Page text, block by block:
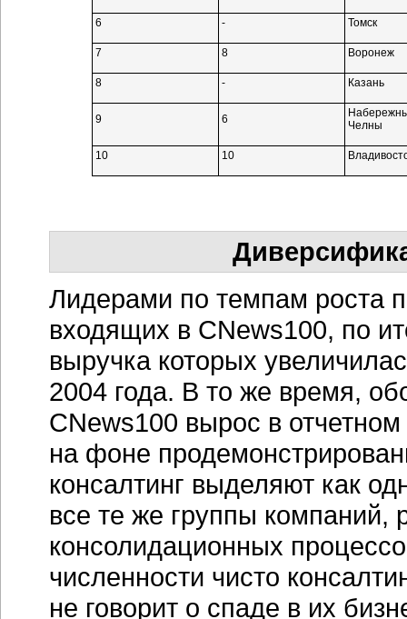
6 - Томск
7 8 Воронеж
8 - Казань
9 6
Челны
10 10
Лидерами по темпам роста
входящих в CNews100, по
выручка которых
2004 года. В то же время,
CNews100 вырос в
на фоне
консалтинг выделяют как
все те же группы компаний,
консолидационных
численности чисто
не говорит о спаде в их